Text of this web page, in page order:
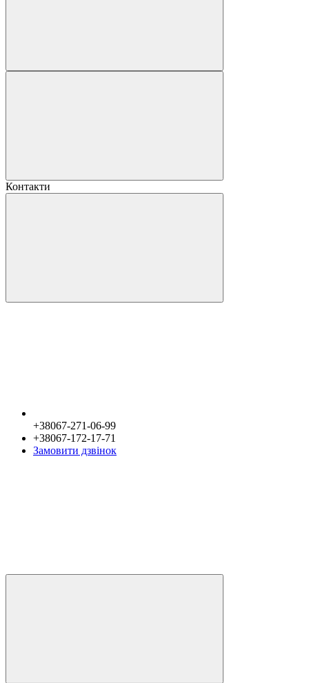
Контакти
+38067-271-06-99
+38067-172-17-71
Замовити дзвінок